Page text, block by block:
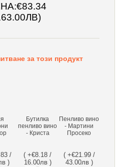
€83.34
за този продукт
/
)
Бутилка
пенливо вино
- Криста
( +€8.18 /
16.00лв )
Пенливо вино
- Мартини
Просеко
( +€21.99 /
43.00лв )